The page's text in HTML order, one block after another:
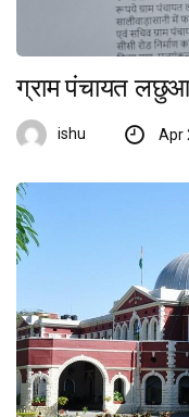
ग्राम पंचायत लछुआ
ishu Apr